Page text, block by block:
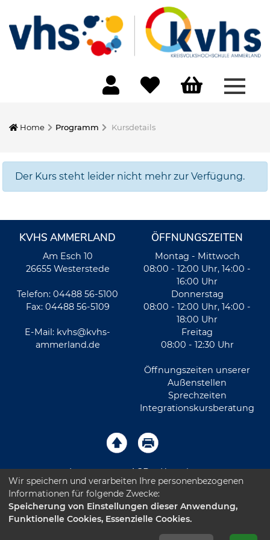
Home Programm Kursdetails
Der Kurs steht leider nicht mehr zur Verfügung.
KVHS AMMERLAND
Am Esch 10
26655 Westerstede
Telefon: 04488 56-5100
Fax: 04488 56-5109
E-Mail: kvhs@kvhs-
ammerland.de
ÖFFNUNGSZEITEN
Montag - Mittwoch
08:00 - 12:00 Uhr, 14:00 -
16:00 Uhr
Donnerstag
08:00 - 12:00 Uhr, 14:00 -
18:00 Uhr
Freitag
08:00 - 12:30 Uhr
Öffnungszeiten unserer
Außenstellen
Sprechzeiten
Integrationskursberatung
Impressum AGB Kontakt
Sitemap Datenschutz Leichte Sprache
Barrierefreiheitserklärung
Wir speichern und verarbeiten Ihre personenbezogenen
Informationen für folgende Zwecke:
Speicherung von Einstellungen dieser Anwendung,
Funktionelle Cookies, Essenzielle Cookies.